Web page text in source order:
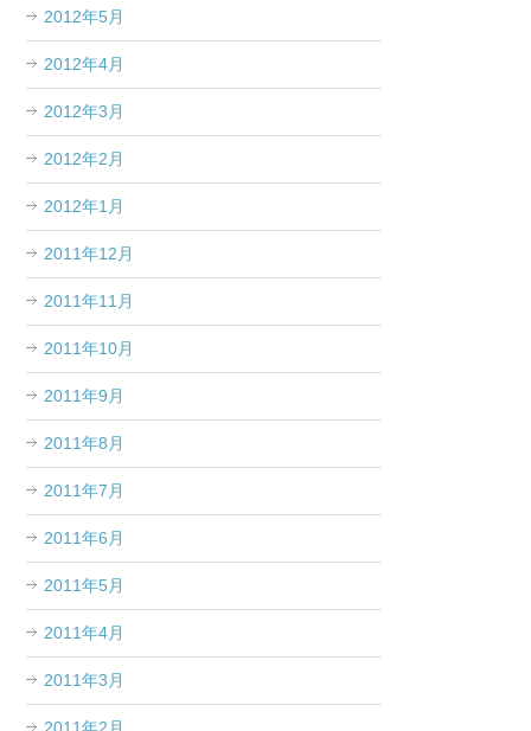
2012年5月
2012年4月
2012年3月
2012年2月
2012年1月
2011年12月
2011年11月
2011年10月
2011年9月
2011年8月
2011年7月
2011年6月
2011年5月
2011年4月
2011年3月